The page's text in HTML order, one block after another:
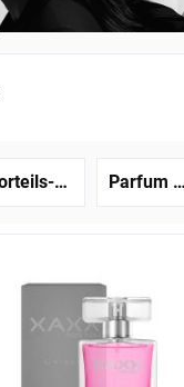
Vorteils-Set Parfum Proben